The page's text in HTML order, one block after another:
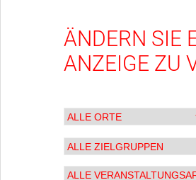
ÄNDERN SIE
ANZEIGE ZU